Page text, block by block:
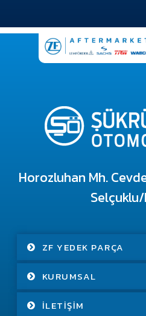
Horozluhan Mh.
ZF YEDEK PARÇA
KURUMSAL
İLETIŞIM